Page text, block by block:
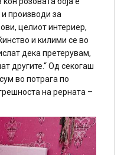
производи за
целиот интериер,
и килими се во
дека претерувам,
другите.“ Од секогаш
во потрага по
на рерната –